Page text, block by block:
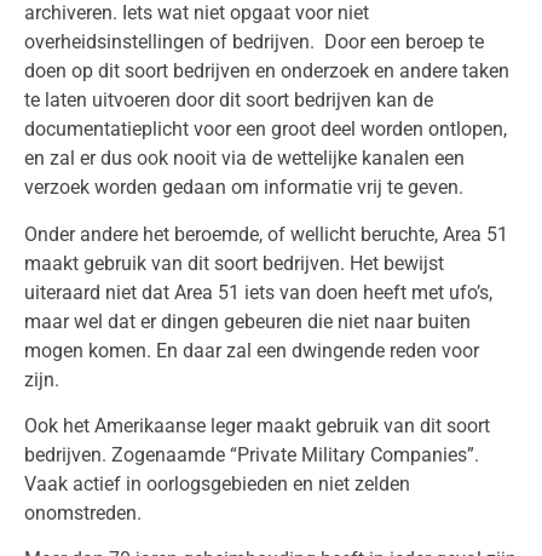
archiveren. Iets wat niet opgaat voor niet
overheidsinstellingen of bedrijven. Door een beroep te
doen op dit soort bedrijven en onderzoek en andere taken
te laten uitvoeren door dit soort bedrijven kan de
documentatieplicht voor een groot deel worden ontlopen,
en zal er dus ook nooit via de wettelijke kanalen een
verzoek worden gedaan om informatie vrij te geven.
Onder andere het beroemde, of wellicht beruchte, Area 51
maakt gebruik van dit soort bedrijven. Het bewijst
uiteraard niet dat Area 51 iets van doen heeft met ufo’s,
maar wel dat er dingen gebeuren die niet naar buiten
mogen komen. En daar zal een dwingende reden voor
zijn.
Ook het Amerikaanse leger maakt gebruik van dit soort
bedrijven. Zogenaamde “Private Military Companies”.
Vaak actief in oorlogsgebieden en niet zelden
onomstreden.